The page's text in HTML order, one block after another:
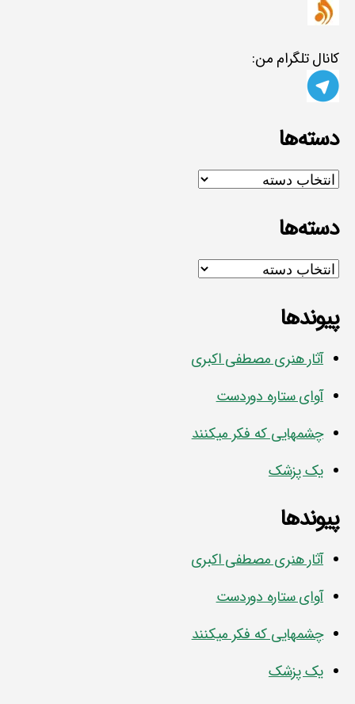
کانال تلگرام من:
دسته‌ها
دسته‌ها
دسته‌ها
دسته‌ها
پیوندها
آثار هنری مصطفی اکبری
آوای ستاره دوردست
چشمهایی که فکر میکنند
یک پزشک
پیوندها
آثار هنری مصطفی اکبری
آوای ستاره دوردست
چشمهایی که فکر میکنند
یک پزشک